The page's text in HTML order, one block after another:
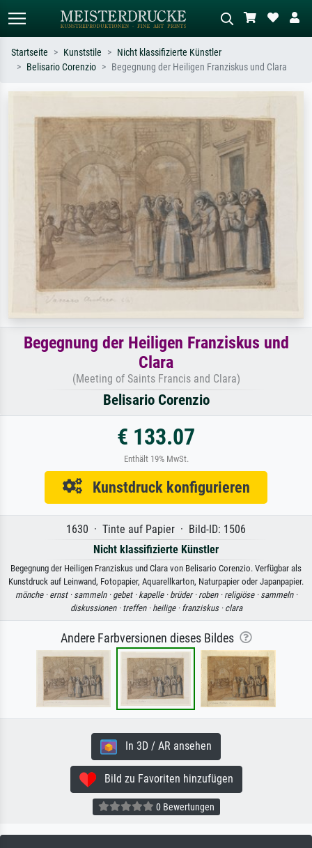
oder Stilen – z.B. Monet,
Sternennacht, Impressionismus, Welle
Wiese, Abstrakt mit viel Rot, Dunkles
Ölgemälde, Stehender Akt neben einem
Baum.
Startseite Kunststile
Nicht klassifizierte Künstler
Belisario Corenzio
Begegnung der Heiligen Franziskus und Clara
Begegnung der Heiligen Franziskus und
Clara
(Meeting of Saints Francis and Clara)
Belisario Corenzio
€ 133.07
Enthält 19% MwSt.
Kunstdruck konfigurieren
1630 · Tinte auf Papier · Bild-ID: 1506
Nicht klassifizierte Künstler
Begegnung der Heiligen Franziskus und Clara von Belisario Corenzio. Verfügbar als
Kunstdruck auf Leinwand, Fotopapier, Aquarellkarton, Naturpapier oder Japanpapier.
mönche · ernst · sammeln · gebet · kapelle · brüder · roben · religiöse · sammeln ·
diskussionen · treffen · heilige · franziskus · clara
Andere Farbversionen dieses Bildes
In 3D / AR ansehen
Bild zu Favoriten hinzufügen
0 Bewertungen